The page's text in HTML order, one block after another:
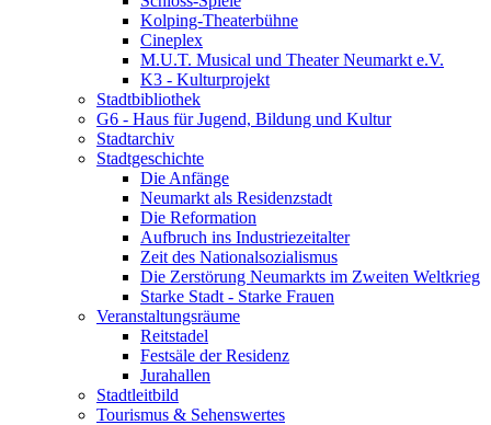
Kolping-Theaterbühne
Cineplex
M.U.T. Musical und Theater Neumarkt e.V.
K3 - Kulturprojekt
Stadtbibliothek
G6 - Haus für Jugend, Bildung und Kultur
Stadtarchiv
Stadtgeschichte
Die Anfänge
Neumarkt als Residenzstadt
Die Reformation
Aufbruch ins Industriezeitalter
Zeit des Nationalsozialismus
Die Zerstörung Neumarkts im Zweiten Weltkrieg
Starke Stadt - Starke Frauen
Veranstaltungsräume
Reitstadel
Festsäle der Residenz
Jurahallen
Stadtleitbild
Tourismus & Sehenswertes